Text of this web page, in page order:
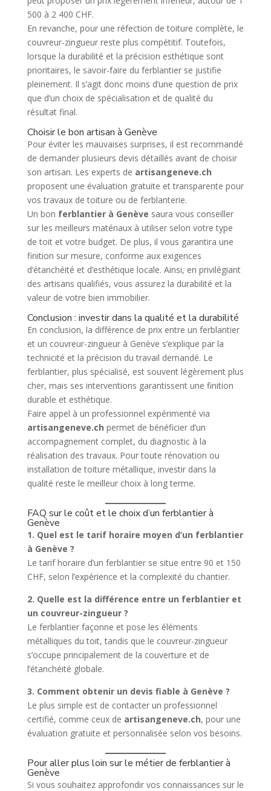
500 à 2 400 CHF.
En revanche, pour une réfection de toiture complète, le
couvreur-zingueur reste plus compétitif. Toutefois,
lorsque la durabilité et la précision esthétique sont
prioritaires, le savoir-faire du ferblantier se justifie
pleinement. Il s’agit donc moins d’une question de prix
que d’un choix de spécialisation et de qualité du
résultat final.
Choisir le bon artisan à Genève
Pour éviter les mauvaises surprises, il est recommandé
de demander plusieurs devis détaillés avant de choisir
son artisan. Les experts de artisangeneve.ch
proposent une évaluation gratuite et transparente pour
vos travaux de toiture ou de ferblanterie.
Un bon ferblantier à Genève saura vous conseiller
sur les meilleurs matériaux à utiliser selon votre type
de toit et votre budget. De plus, il vous garantira une
finition sur mesure, conforme aux exigences
d’étanchéité et d’esthétique locale. Ainsi, en privilégiant
des artisans qualifiés, vous assurez la durabilité et la
valeur de votre bien immobilier.
Conclusion : investir dans la qualité et la durabilité
En conclusion, la différence de prix entre un ferblantier
et un couvreur-zingueur à Genève s’explique par la
technicité et la précision du travail demandé. Le
ferblantier, plus spécialisé, est souvent légèrement plus
cher, mais ses interventions garantissent une finition
durable et esthétique.
Faire appel à un professionnel expérimenté via
artisangeneve.ch permet de bénéficier d’un
accompagnement complet, du diagnostic à la
réalisation des travaux. Pour toute rénovation ou
installation de toiture métallique, investir dans la
qualité reste le meilleur choix à long terme.
FAQ sur le coût et le choix d’un ferblantier à
Genève
1. Quel est le tarif horaire moyen d’un ferblantier
à Genève ?
Le tarif horaire d’un ferblantier se situe entre 90 et 150
CHF, selon l’expérience et la complexité du chantier.
2. Quelle est la différence entre un ferblantier et
un couvreur-zingueur ?
Le ferblantier façonne et pose les éléments
métalliques du toit, tandis que le couvreur-zingueur
s’occupe principalement de la couverture et de
l’étanchéité globale.
3. Comment obtenir un devis fiable à Genève ?
Le plus simple est de contacter un professionnel
certifié, comme ceux de artisangeneve.ch, pour une
évaluation gratuite et personnalisée selon vos besoins.
Pour aller plus loin sur le métier de ferblantier à
Genève
Si vous souhaitez approfondir vos connaissances sur le